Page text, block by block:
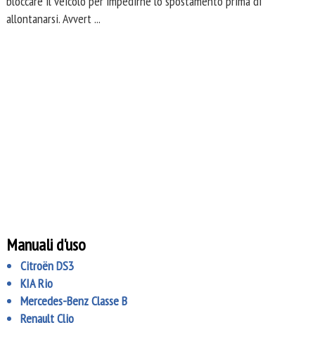
allontanarsi. Avvert ...
Manuali d'uso
Citroën DS3
KIA Rio
Mercedes-Benz Classe B
Renault Clio